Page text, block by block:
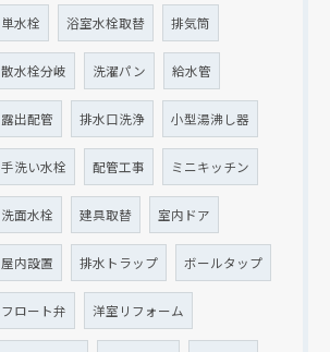
単水栓 浴室水栓取替 排気筒
散水栓分岐 洗濯パン 給水管
露出配管 排水口洗浄 小型湯沸し器
手洗い水栓 配管工事 ミニキッチン
洗面水栓 建具取替 室内ドア
屋内設置 排水トラップ ボールタップ
フロート弁 洋室リフォーム